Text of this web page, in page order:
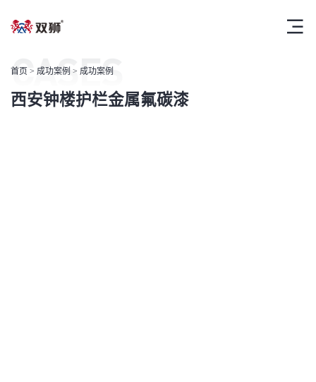
首页 > 成功案例 > 成功案例
CASES
西安钟楼护栏金属氟碳漆